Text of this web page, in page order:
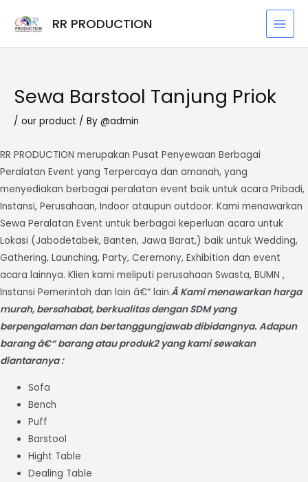
RR PRODUCTION
Sewa Barstool Tanjung Priok
/ our product / By @admin
RR PRODUCTION merupakan Pusat Penyewaan Berbagai
Peralatan Event yang Terpercaya dan amanah, yang
menyediakan berbagai peralatan event baik untuk acara Pribadi,
Instansi, Perusahaan, Indoor ataupun outdoor. Kami menawarkan
Sewa Peralatan Event untuk berbagai keperluan acara untuk
Lokasi (Jabodetabek, Banten, Jawa Barat,) baik untuk Wedding,
Gathering, Launching, Party, Ceremony, Exhibition dan event
acara lainnya. Klien kami meliputi perusahaan Swasta, BUMN ,
Instansi Pemerintah dan lain â€“ lain.Â Kami menawarkan harga
murah, bersahabat, berkualitas dengan SDM yang
berpengalaman dan bertanggungjawab dibidangnya.Adapun
barang â€“ barang atau produk2 yang kami sewakan
diantaranya :
Sofa
Bench
Puff
Barstool
Hight Table
Dealing Table
navigation